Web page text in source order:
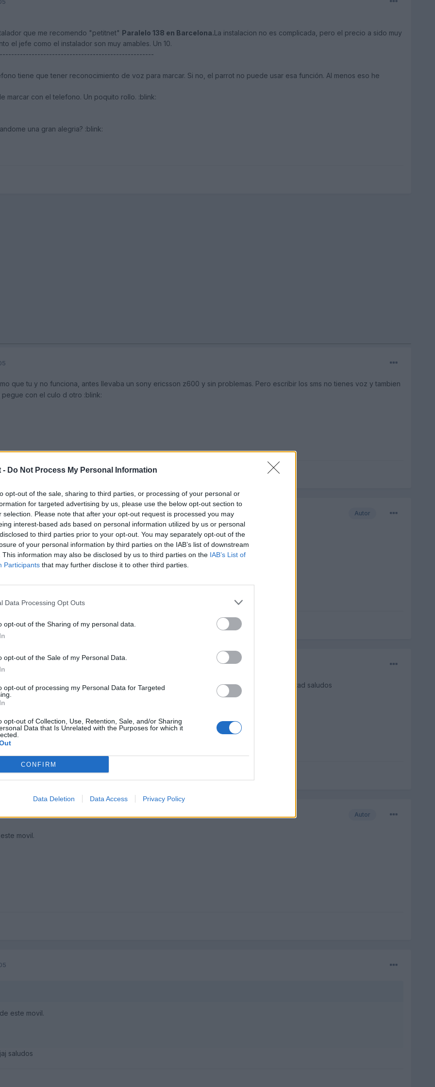
- Do Not Process My Personal Information
opt-out of the sale, sharing to third parties, or processing of your personal or
for targeted advertising by us, please use the below opt-out section to
selection. Please note that after your opt-out request is processed you may
interest-based ads based on personal information utilized by us or personal
to third parties prior to your opt-out. You may separately opt-out of the
of your personal information by third parties on the IAB’s list of downstream
This information may also be disclosed by us to third parties on the IAB’s List of
Participants that may further disclose it to other third parties.
Data Processing Opt Outs
opt-out of the Sharing of my personal data.
opt-out of the Sale of my Personal Data.
opt-out of processing my Personal Data for Targeted
opt-out of Collection, Use, Retention, Sale, and/or Sharing
Data that Is Unrelated with the Purposes for which it
CONFIRM
Data Deletion Data Access Privacy Policy
que me recomendo "petitnet" Paralelo 138 en Barcelona.La instalacion no es complicada, pero el precio a sido muy
el jefe como el instalador son muy amables. Un 10.
tiene que tener reconocimiento de voz para marcar. Si no, el parrot no puede usar esa función. Al menos eso he
marcar con el telefono. Un poquito rollo. :blink:
una gran alegria? :blink:
que tu y no funciona, antes llevaba un sony ericsson z600 y sin problemas. Pero escribir los sms no tienes voz y tambien
pegue con el culo d otro :blink:
Autor
mismo que a ustedes pero cuando marcais un telefono os suena algun pito fuerte, contestad saludos
Autor
movil.
este movil.
saludos